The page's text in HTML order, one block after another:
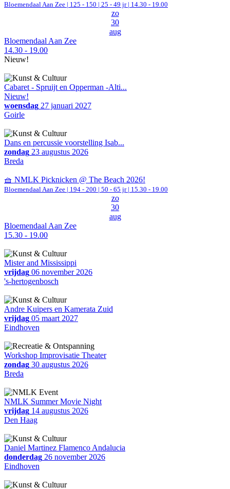
Bloemendaal Aan Zee | 125 - 150 | 25 - 49 jr | 14.30 - 19.00
zo
30
aug
Bloemendaal Aan Zee
14.30 - 19.00
Nieuw!
Cabaret - Spruijt en Opperman -Alti...
Nieuw!
woensdag 27 januari 2027
Goirle
Dans en percussie voorstelling Isab...
zondag 23 augustus 2026
Breda
🧺 NMLK Picknicken @ The Beach 2026!
Bloemendaal Aan Zee | 194 - 200 | 50 - 65 jr | 15.30 - 19.00
zo
30
aug
Bloemendaal Aan Zee
15.30 - 19.00
Mister and Mississippi
vrijdag 06 november 2026
's-hertogenbosch
Andre Kuipers en Kamerata Zuid
vrijdag 05 maart 2027
Eindhoven
Workshop Improvisatie Theater
zondag 30 augustus 2026
Breda
NMLK Summer Movie Night
vrijdag 14 augustus 2026
Den Haag
Daniel Martinez Flamenco Andalucia
donderdag 26 november 2026
Eindhoven